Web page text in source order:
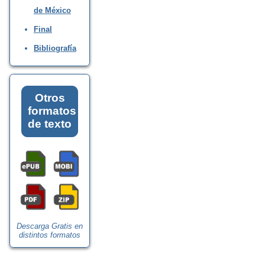
de México
Final
Bibliografía
Otros
formatos
de texto
Descarga Gratis en
distintos formatos